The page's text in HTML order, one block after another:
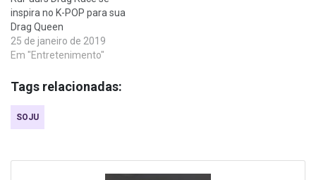
inspira no K-POP para sua
Drag Queen
25 de janeiro de 2019
Em "Entretenimento"
Tags relacionadas:
SOJU